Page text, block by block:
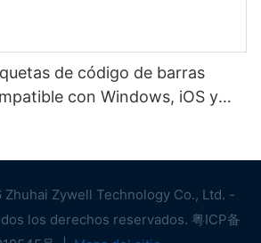
de código de barras
con Windows, iOS y
Zywell Technology Co., Ltd. -
los derechos reservados. 粤ICP备